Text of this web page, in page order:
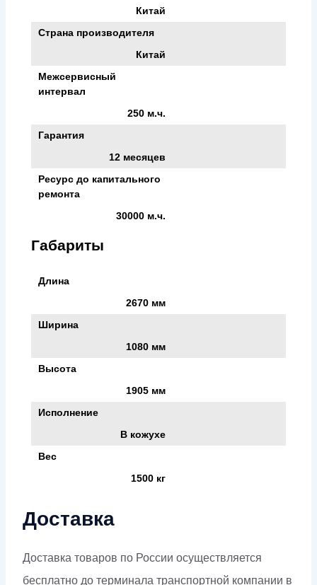
Китай
Страна производителя
Китай
Межсервисный
интервал
250 м.ч.
Гарантия
12 месяцев
Ресурс до капитального
ремонта
30000 м.ч.
Габариты
Длина
2670 мм
Ширина
1080 мм
Высота
1905 мм
Исполнение
В кожухе
Вес
1500 кг
Доставка
Доставка товаров по России осуществляется
бесплатно до терминала транспортной компании в